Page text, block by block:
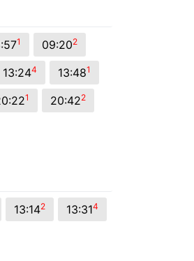
1 09:202
13:244 13:481
1 20:422
13:142 13:314